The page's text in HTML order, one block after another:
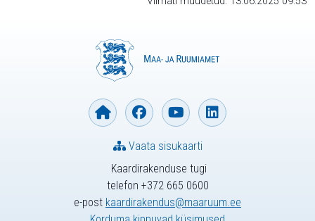
Kaardirakenduse tugi
telefon +372 665 0600
e-post kaardirakendus@maaruum.ee
Vaata sisukaarti